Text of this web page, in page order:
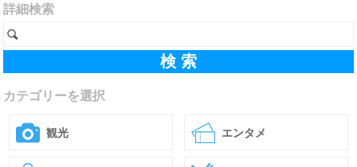
詳細検索
カテゴリーを選択
観光 エンタメ